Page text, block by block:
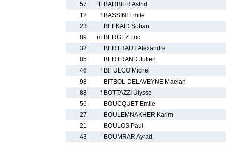
57
ff BARBIER Astrid
12
f BASSINI Emile
23
BELKAID Sohan
89
m BERGEZ Luc
32
BERTHAUT Alexandre
85
BERTRAND Julien
46
f BIFULCO Michel
98
BITBOL-DELAVEYNE Maelan
88
f BOTTAZZI Ulysse
56
BOUCQUET Emile
27
BOULEMNAKHER Karim
21
BOULOS Paul
43
BOUMRAR Ayrad